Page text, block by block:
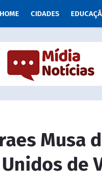
HOME CIDADES
Musa
de